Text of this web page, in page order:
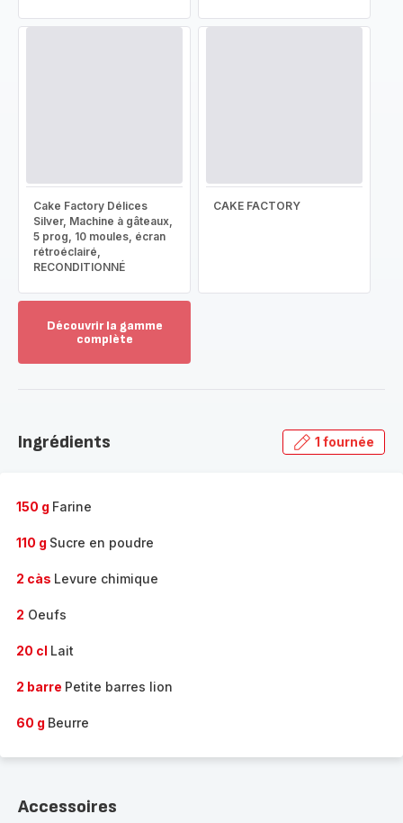
Cake Factory Délices
Silver, Machine à gâteaux,
5 prog, 10 moules, écran
rétroéclairé,
RECONDITIONNÉ
CAKE FACTORY
Découvrir la gamme
complète
gamme
Ingrédients 1 fournée
150 g Farine
110 g Sucre en poudre
2 càs Levure chimique
2 Oeufs
20 cl Lait
2 barre Petite barres lion
60 g Beurre
Accessoires